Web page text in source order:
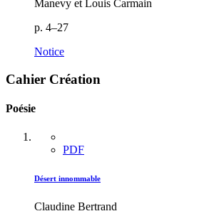
Manevy et Louis Carmain
p. 4–27
Notice
Cahier Création
Poésie
PDF
Désert innommable
Claudine Bertrand